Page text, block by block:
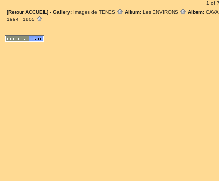
1 of
[Retour ACCUEIL] - Gallery: Images de TENES Album: Les ENVIRONS Album:
1884 - 1905